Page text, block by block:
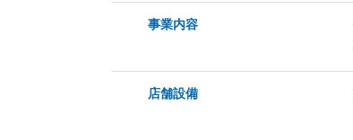
事業内容
店舗設備